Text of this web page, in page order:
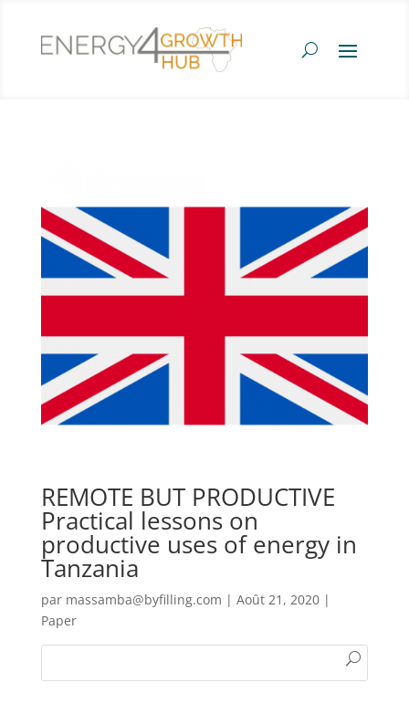
REMOTE BUT PRODUCTIVE
Practical lessons on
productive uses of energy in
Tanzania
par massamba@byfilling.com | Août 21, 2020|
Paper